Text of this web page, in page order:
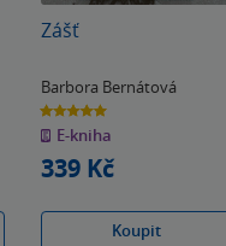
Zášť
Barbora Bernátová
5.0
z
5
hvězdiček
E-kniha
339 Kč
Koupit